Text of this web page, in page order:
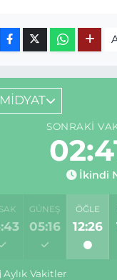
MİDYAT
SONRAKI
İkindi
GÜNEŞ
05:16
ÖĞLE
12:26
Aylık Vakitler